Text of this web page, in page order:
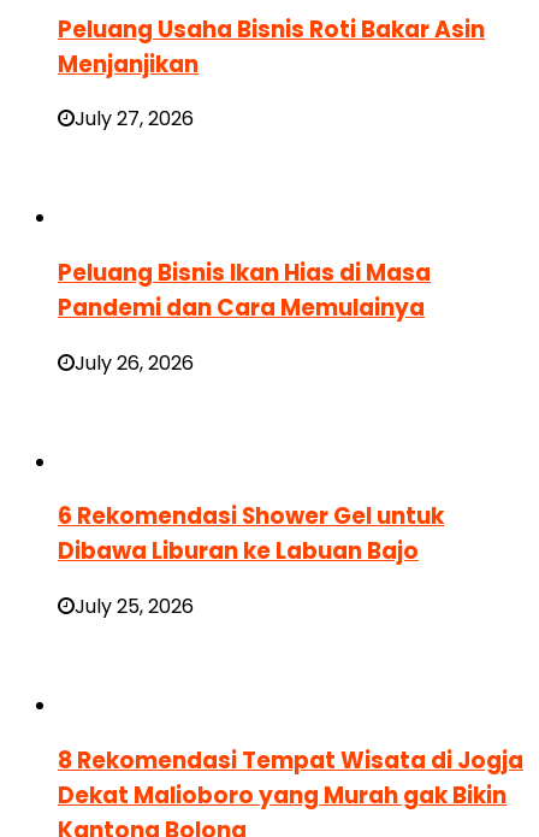
Peluang Usaha Bisnis Roti Bakar Asin
Menjanjikan
July 27, 2026
Peluang Bisnis Ikan Hias di Masa
Pandemi dan Cara Memulainya
July 26, 2026
6 Rekomendasi Shower Gel untuk
Dibawa Liburan ke Labuan Bajo
July 25, 2026
8 Rekomendasi Tempat Wisata di Jogja
Dekat Malioboro yang Murah gak Bikin
Kantong Bolong